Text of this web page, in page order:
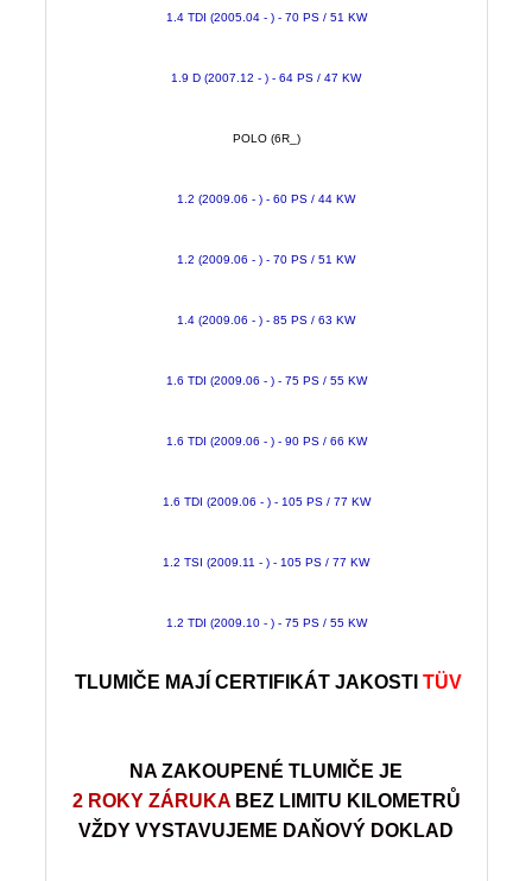
1.4 TDI (2005.04 - ) - 70 PS / 51 KW
1.9 D (2007.12 - ) - 64 PS / 47 KW
POLO (6R_)
1.2 (2009.06 - ) - 60 PS / 44 KW
1.2 (2009.06 - ) - 70 PS / 51 KW
1.4 (2009.06 - ) - 85 PS / 63 KW
1.6 TDI (2009.06 - ) - 75 PS / 55 KW
1.6 TDI (2009.06 - ) - 90 PS / 66 KW
1.6 TDI (2009.06 - ) - 105 PS / 77 KW
1.2 TSI (2009.11 - ) - 105 PS / 77 KW
1.2 TDI (2009.10 - ) - 75 PS / 55 KW
TLUMIČE MAJÍ CERTIFIKÁT JAKOSTI TÜV
NA ZAKOUPENÉ TLUMIČE JE
2 ROKY ZÁRUKA BEZ LIMITU KILOMETRŮ
VŽDY VYSTAVUJEME DAŇOVÝ DOKLAD